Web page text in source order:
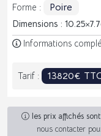
Forme : Poire
Dimensions : 10.25
Informations
Tarif : 13820€
les prix affichés
nous contacter